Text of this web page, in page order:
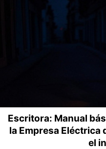
Escritora: Manual
la Empresa Eléctrica
el